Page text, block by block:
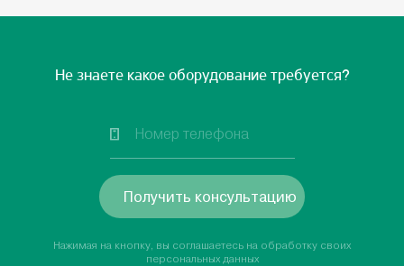
Не знаете какое оборудование требуется?
Получить консультацию
Нажимая на кнопку, вы соглашаетесь на обработку своих
персональных данных